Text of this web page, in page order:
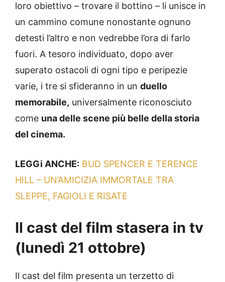
loro obiettivo – trovare il bottino – li unisce in
un cammino comune nonostante ognuno
detesti l’altro e non vedrebbe l’ora di farlo
fuori. A tesoro individuato, dopo aver
superato ostacoli di ogni tipo e peripezie
varie, i tre si sfideranno in un duello
memorabile, universalmente riconosciuto
come una delle scene più belle della storia
del cinema.
LEGGi ANCHE: BUD SPENCER E TERENCE
HILL – UN’AMICIZIA IMMORTALE TRA
SLEPPE, FAGIOLI E RISATE
Il cast del film stasera in tv
(lunedì 21 ottobre)
Il cast del film presenta un terzetto di